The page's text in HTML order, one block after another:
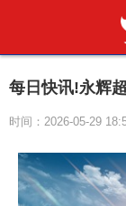
每日快讯!永辉
时间：2026-05-29